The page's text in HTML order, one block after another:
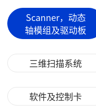
Scanner，动态
轴模组及驱动板
三维扫描系统
软件及控制卡